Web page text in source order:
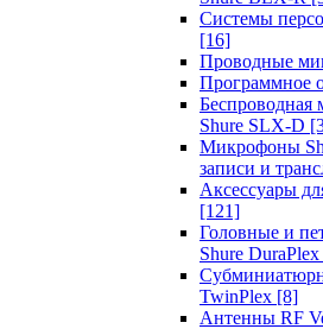
Системы
[16]
Проводные
Программное
Беспроводная
Shure SLX-D
Микрофоны
записи и
Аксессуары
[121]
Головные и
Shure DuraPlex
TwinPlex [8]
Антенны RF